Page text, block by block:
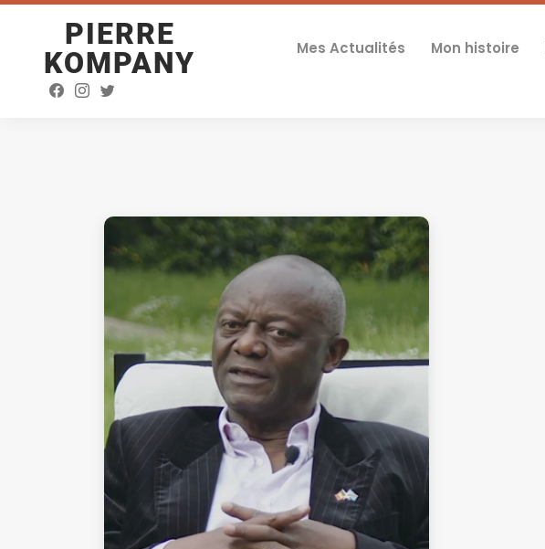
PIERRE
KOMPANY
Mes Actualités Mon histoire